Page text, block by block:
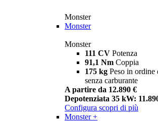
Monster
Monster
Monster
111 CV Potenza
91,1 Nm Coppia
175 kg Peso in ordine
senza carburante
A partire da 12.890 €
Depotenziata 35 kW:
Configura scopri di più
Monster +